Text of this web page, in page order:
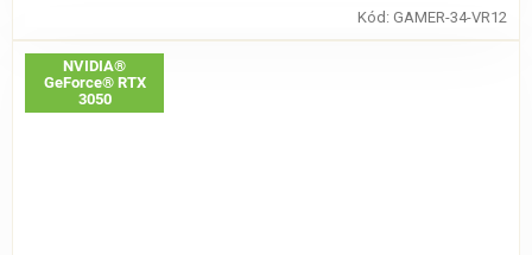
Kód: GAMER-34-VR12
NVIDIA®
GeForce® RTX
3050